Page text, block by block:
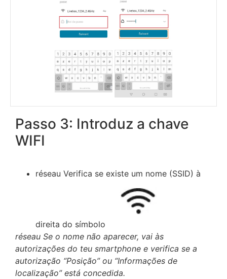
Passo 3: Introduz a chave
WIFI
réseau Verifica se existe um nome (SSID) à
direita do símbolo
réseau Se o nome não aparecer, vai às
autorizações do teu smartphone e verifica se a
autorização “Posição” ou “Informações de
localização” está concedida.